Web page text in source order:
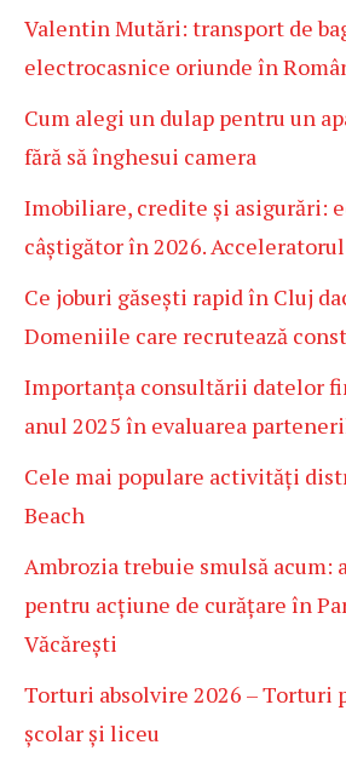
Valentin Mutări: transport de
electrocasnice oriunde în
Cum alegi un dulap pentru un
fără să înghesui camera
Imobiliare, credite și asigurări:
câștigător în 2026.
Ce joburi găsești rapid în Cluj
Domeniile care recrutează
Importanța consultării datelor
anul 2025 în evaluarea
Cele mai populare activități
Beach
Ambrozia trebuie smulsă acum:
pentru acțiune de curățare în
Văcărești
Torturi absolvire 2026 – Torturi
școlar și liceu